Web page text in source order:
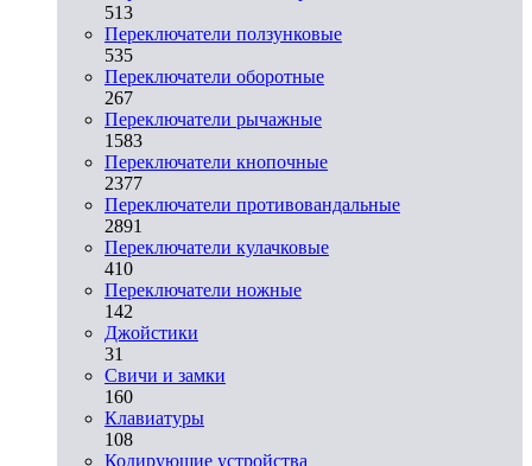
513
Переключатели ползунковые
535
Переключатели оборотные
267
Переключатели рычажные
1583
Переключатели кнопочные
2377
Переключатели противовандальные
2891
Переключатели кулачковые
410
Переключатели ножные
142
Джойстики
31
Свичи и замки
160
Клавиатуры
108
Кодирующие устройства